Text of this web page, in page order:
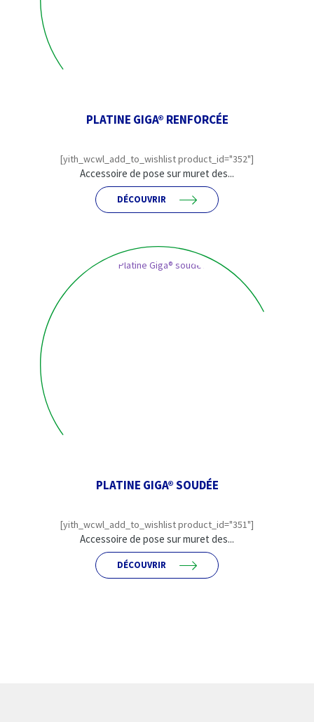
PLATINE GIGA® RENFORCÉE
[yith_wcwl_add_to_wishlist product_id="352"]
Accessoire de pose sur muret des...
DÉCOUVRIR
PLATINE GIGA® SOUDÉE
[yith_wcwl_add_to_wishlist product_id="351"]
Accessoire de pose sur muret des...
DÉCOUVRIR